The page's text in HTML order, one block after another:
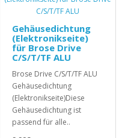
Gehäusedichtung
(Elektronikseite)
für Brose Drive
C/S/T/TF ALU
Brose Drive C/S/T/TF ALU
Gehäusedichtung
(Elektronikseite)Diese
Gehäusedichtung ist
passend für alle..